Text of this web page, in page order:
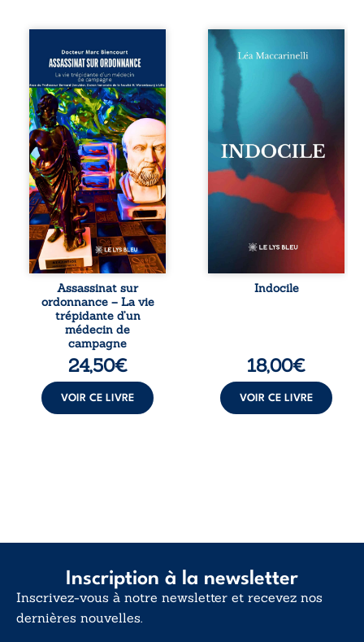
Assassinat sur
ordonnance – La
vie trépidante
d’un médecin de
campagne est la
réédition enrichie
et actualisée du
témoignage du
Docteur Marc
Biencourt, ancien
médecin de
famille, qui revient
sur son parcours
médical, syndical
et ordinal. Depuis
septembre 2013, il
raconte le long
combat qui l’a
conduit à être
écarté du corps
médical, malgré
une décision de
première instance
Assassinat sur
ordonnance – La vie
trépidante d’un
médecin de
campagne
24,50€
VOIR CE LIVRE
Quatre parties.
Quatre refus.
Quatre visages
d’une existence en
friction. Entre les
silences qu’on ne
déchiffre pas, les
amours qu’on
dérange, les corps
qu’on administre
et les liens qu’on
sabote, cet
ouvrage parle à
vivent trop fort,
trop vrai, trop tôt.
traversée. Une
langue nue. Une
Indocile
18,00€
VOIR CE LIVRE
Inscription à la newsletter
Inscrivez-vous à notre newsletter et recevez nos
dernières nouvelles.